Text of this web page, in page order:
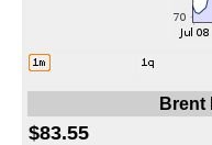
Brent
$83.55